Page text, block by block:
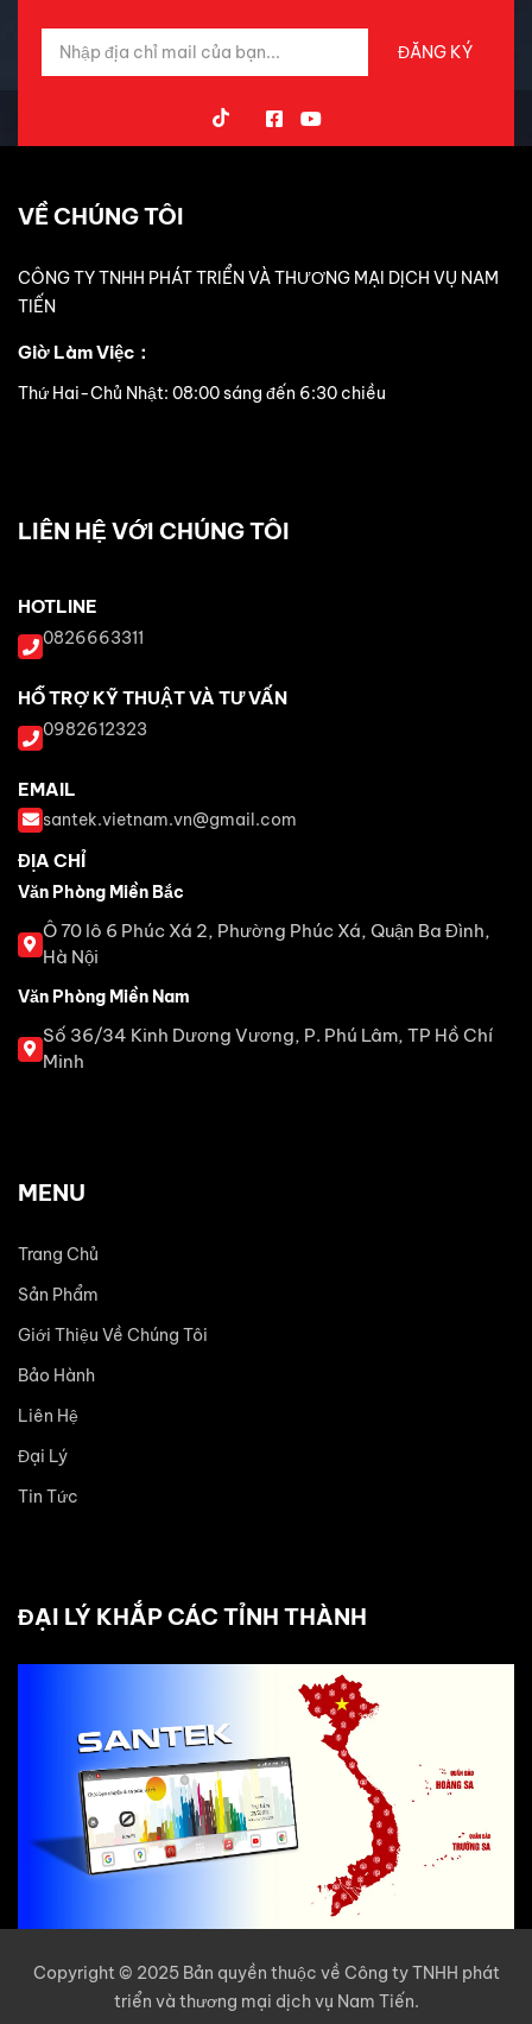
VỀ CHÚNG TÔI
CÔNG TY TNHH PHÁT TRIỂN VÀ THƯƠNG MẠI DỊCH VỤ NAM
TIẾN
Giờ Làm Việc：
Thứ Hai-Chủ Nhật: 08:00 sáng đến 6:30 chiều
LIÊN HỆ VỚI CHÚNG TÔI
HOTLINE
0826663311
HỖ TRỢ KỸ THUẬT VÀ TƯ VẤN
0982612323
EMAIL
santek.vietnam.vn@gmail.com
ĐỊA CHỈ
Văn Phòng Miền Bắc
Ô 70 lô 6 Phúc Xá 2, Phường Phúc Xá, Quận Ba Đình,
Hà Nội
Văn Phòng Miền Nam
Số 36/34 Kinh Dương Vương, P. Phú Lâm, TP Hồ Chí
Minh
MENU
Trang Chủ
Sản Phẩm
Giới Thiệu Về Chúng Tôi
Bảo Hành
Liên Hệ
Đại Lý
Tin Tức
ĐẠI LÝ KHẮP CÁC TỈNH THÀNH
Copyright © 2025 Bản quyền thuộc về Công ty TNHH phát
triển và thương mại dịch vụ Nam Tiến.